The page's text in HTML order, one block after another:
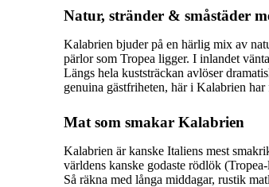
Natur, stränder & småstäder
Kalabrien bjuder på en härlig mix av
pärlor som Tropea ligger. I inlandet
Längs hela kuststräckan avlöser
genuina gästfriheten, här i Kalabrien
Mat som smakar Kalabrien
Kalabrien är kanske Italiens mest
världens kanske godaste rödlök
Så räkna med långa middagar, rustik